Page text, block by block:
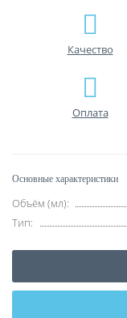
Качество
Оплата
Основные характеристики
Объём (мл):
Тип: